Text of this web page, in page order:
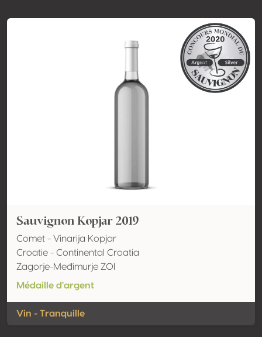
Sauvignon Kopjar 2019
Comet - Vinarija Kopjar
Croatie - Continental Croatia
Zagorje-Međimurje ZOI
Médaille d'argent
Vin - Tranquille